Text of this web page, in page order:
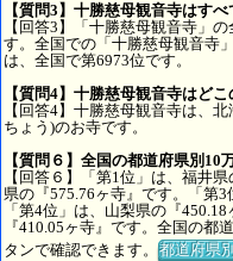
【質問3】十勝慈母観音寺はす
【回答3】「十勝慈母観音寺」
す。全国での「十勝慈母観音寺
は、全国で第6973位です。
【質問4】十勝慈母観音寺はど
【回答4】十勝慈母観音寺は、
ちょう)のお寺です。
【質問６】全国の都道府県別10
【回答６】「第1位」は、福井
県の『575.76ヶ寺』です。「第3
「第4位」は、山梨県の『
『410.05ヶ寺』です。全国の都
タンで確認できます。都道府県